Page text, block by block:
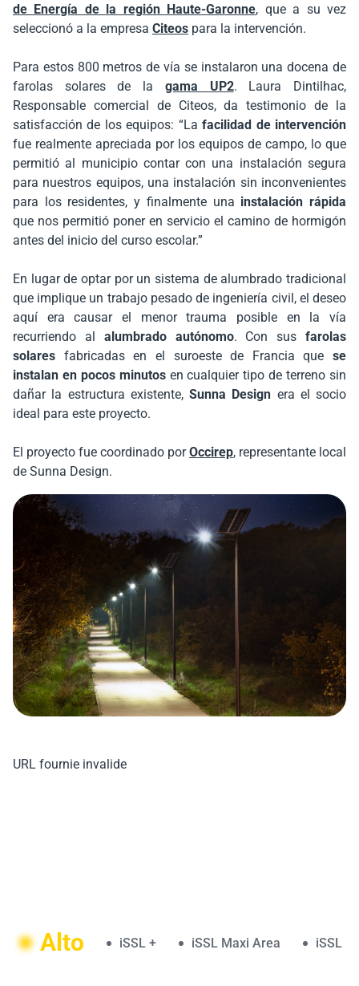
de Energía de la región Haute-Garonne, que a su vez
seleccionó a la empresa Citeos para la intervención.
Para estos 800 metros de vía se instalaron una docena de
farolas solares de la gama UP2. Laura Dintilhac,
Responsable comercial de Citeos, da testimonio de la
satisfacción de los equipos: “Lafacilidad de intervención
fue realmente apreciada por los equipos de campo, lo que
permitió al municipio contar con una instalación segura
para nuestros equipos, una instalación sin inconvenientes
para los residentes, y finalmente una instalación rápida
que nos permitió poner en servicio el camino de hormigón
antes del inicio del curso escolar.”
En lugar de optar por un sistema de alumbrado tradicional
que implique un trabajo pesado de ingeniería civil, el deseo
aquí era causar el menor trauma posible en la vía
recurriendo al alumbrado autónomo. Con susfarolas
solares fabricadas en el suroeste de Francia que se
instalan en pocos minutosen cualquier tipo de terreno sin
dañar la estructura existente, Sunna Design era el socio
ideal para este proyecto.
El proyecto fue coordinado porOccirep, representante local
de Sunna Design.
URL fournie invalide
Alto iSSL + iSSL Maxi Area iSSL